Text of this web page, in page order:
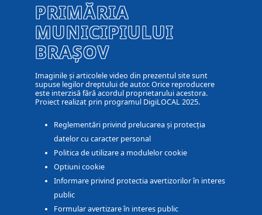
PRIMĂRIA
MUNICIPIULUI
BRAȘOV
Imaginile și articolele video din prezentul site sunt
supuse legilor dreptului de autor. Orice reproducere
este interzisă fără acordul proprietarului acestora.
Proiect realizat prin programul DigiLOCAL 2025.
Reglementări privind prelucarea și protecția
datelor cu caracter personal
Politica de utilizare a modulelor cookie
Optiuni cookie
Informare privind protectia avertizorilor în interes
public
Formular avertizare în interes public